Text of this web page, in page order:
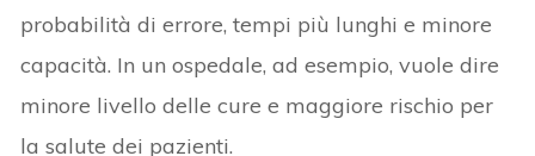
probabilità di errore, tempi più lunghi e minore
capacità. In un ospedale, ad esempio, vuole dire
minore livello delle cure e maggiore rischio per
la salute dei pazienti.